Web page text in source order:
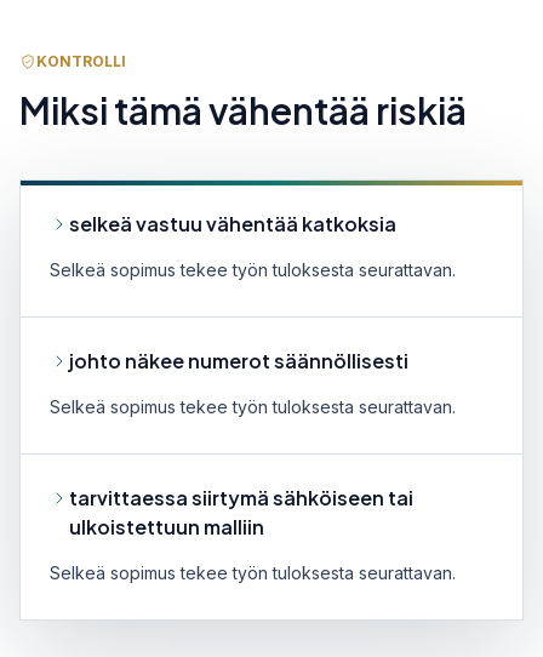
KONTROLLI
Miksi tämä vähentää riskiä
selkeä vastuu vähentää katkoksia
Selkeä sopimus tekee työn tuloksesta seurattavan.
johto näkee numerot säännöllisesti
Selkeä sopimus tekee työn tuloksesta seurattavan.
tarvittaessa siirtymä sähköiseen tai
ulkoistettuun malliin
Selkeä sopimus tekee työn tuloksesta seurattavan.